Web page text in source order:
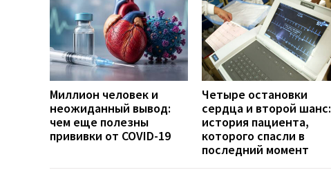
Миллион человек и
неожиданный вывод:
чем еще полезны
прививки от COVID-19
Четыре остановки
сердца и второй шанс:
история пациента,
которого спасли в
последний момент